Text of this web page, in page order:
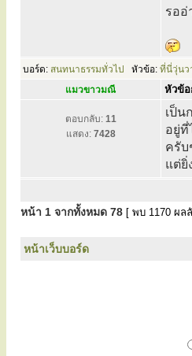
รออ่
บอร์ด: สนทนาธรรมทั่วไป หัวข้อ: ที่นี่วุ่นว
แมวขาวมณี
หัวข้อ
ตอบกลับ: 11
แสดง: 7428
เป็น
อยู่ที่
ครับ
แต่ยิ่
หน้า 1 จากทั้งหมด 78 [ พบ 1170 ผล
หน้าเว็บบอร์ด